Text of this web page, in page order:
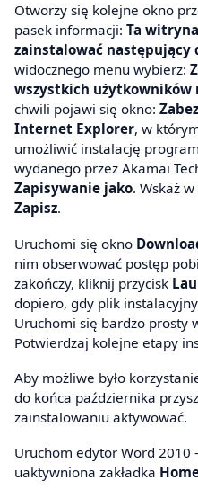
Otworzy się kolejne okno
pasek informacji: Ta
zainstalować następujący
widocznego menu wybierz:
wszystkich użytkowników
chwili pojawi się okno:
Internet Explorer, w
umożliwić instalację
wydanego przez Akamai
Zapisywanie jako. Wskaż
Zapisz.
Uruchomi się okno
nim obserwować postęp
zakończy, kliknij przycisk
dopiero, gdy plik
Uruchomi się bardzo prosty
Potwierdzaj kolejne etapy
Aby możliwe było
do końca października
zainstalowaniu aktywować.
Uruchom edytor Word 2010
uaktywniona zakładka